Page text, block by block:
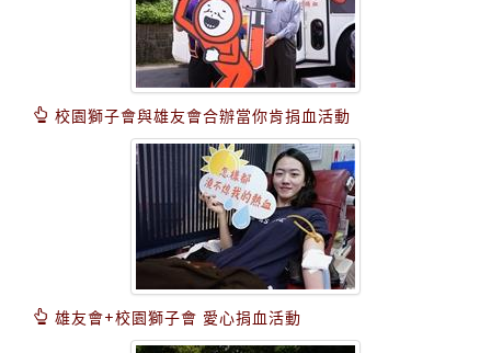
校園獅子會與雄友會合辦當你肯捐血活動
雄友會+校園獅子會 愛心捐血活動